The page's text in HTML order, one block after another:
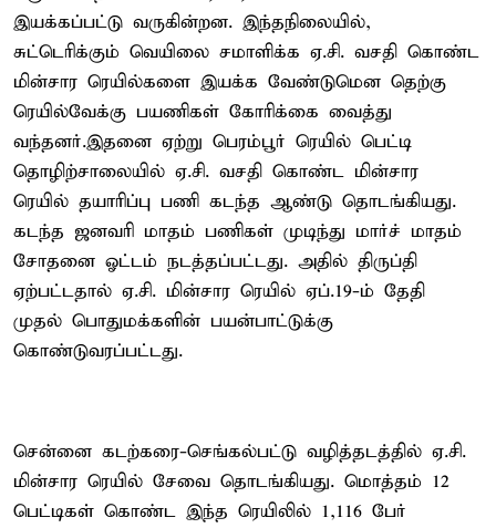
இயக்கப்பட்டு வருகின்றன. இந்தநிலையில்,
சுட்டெரிக்கும் வெயிலை சமாளிக்க ஏ.சி. வசதி கொண்ட
மின்சார ரெயில்களை இயக்க வேண்டுமென தெற்கு
ரெயில்வேக்கு பயணிகள் கோரிக்கை வைத்து
வந்தனர்.இதனை ஏற்று பெரம்பூர் ரெயில் பெட்டி
தொழிற்சாலையில் ஏ.சி. வசதி கொண்ட மின்சார
ரெயில் தயாரிப்பு பணி கடந்த ஆண்டு தொடங்கியது.
கடந்த ஜனவரி மாதம் பணிகள் முடிந்து மார்ச் மாதம்
சோதனை ஓட்டம் நடத்தப்பட்டது. அதில் திருப்தி
ஏற்பட்டதால் ஏ.சி. மின்சார ரெயில் ஏப்.19-ம் தேதி
முதல் பொதுமக்களின் பயன்பாட்டுக்கு
கொண்டுவரப்பட்டது.
சென்னை கடற்கரை-செங்கல்பட்டு வழித்தடத்தில் ஏ.சி.
மின்சார ரெயில் சேவை தொடங்கியது. மொத்தம் 12
பெட்டிகள் கொண்ட இந்த ரெயிலில் 1,116 பேர்